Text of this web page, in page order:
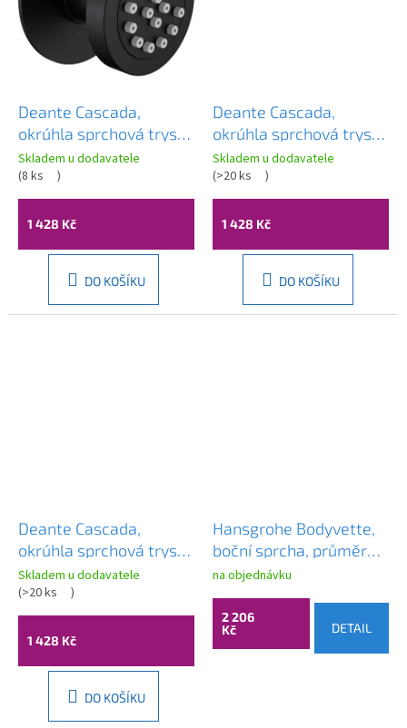
Deante Cascada,
okrúhla sprchová tryska
pod omietku Ø60mm,
čierna matná, DEA-
NAC_N77K
Skladem u dodavatele
(8 ks )
1 428 Kč
DO KOŠÍKU
Deante Cascada,
okrúhla sprchová tryska
pod omietku Ø60mm,
oceľová, DEA-NAC_F77K
Skladem u dodavatele
(>20 ks )
1 428 Kč
DO KOŠÍKU
Deante Cascada,
okrúhla sprchová tryska
pod omietku Ø60mm,
biela matná, DEA-
NAC_A77K
Skladem u dodavatele
(>20 ks )
1 428 Kč
DO KOŠÍKU
Hansgrohe Bodyvette,
boční sprcha, průměr
60 mm, 1 proud,
chromová, HAN-
28466000
na objednávku
2 206
Kč
DETAIL